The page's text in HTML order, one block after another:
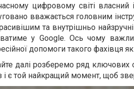
цифровому світі власний
вважається головним
та внутрішньо
у Google. Ось чому
допомоги такого фахівця як
далі розберемо ряд ключових
і є той найкращий момент, щоб